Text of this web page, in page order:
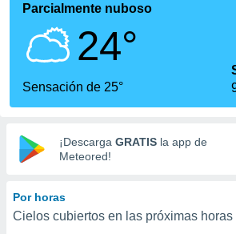
ha
que se
calidad.
a este
las
y
digital
basada
Parcialmente nuboso
24°
Sensación de 25°
¡Descarga GRATIS la app de
Meteored!
Por horas
Cielos cubiertos en las próximas horas